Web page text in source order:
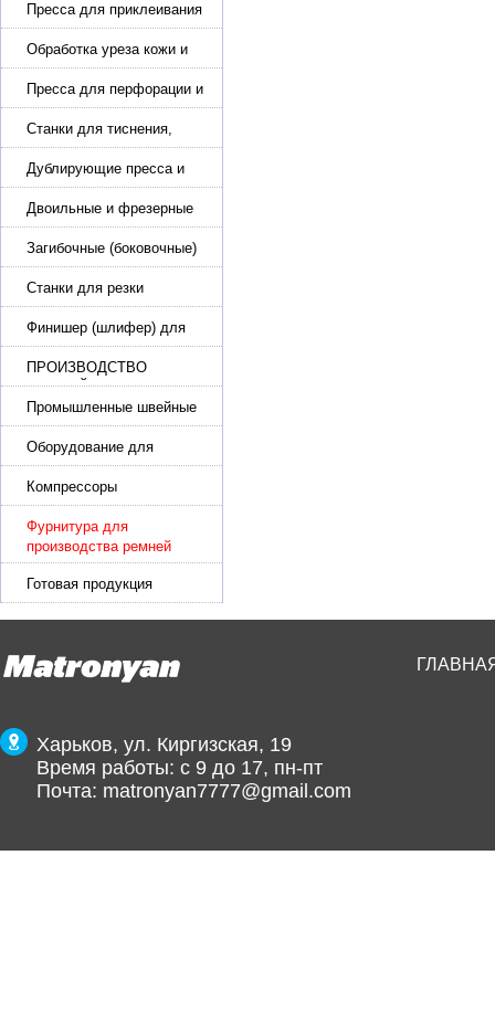
Пресса для приклеивания
подошвы и прибивки
каблука
Обработка уреза кожи и
покрасочные камеры
Пресса для перфорации и
тиснения
Станки для тиснения,
нанесения логотипа и
нумераторы
Дублирующие пресса и
утюги для разглаживания
кожи
Двоильные и фрезерные
машины для слоения и
фрезерования кожи
Загибочные (боковочные)
машины для стельки,
кошельков, сумок
Станки для резки
кожи.Станки для резки
стропы
Финишер (шлифер) для
обуви
ПРОИЗВОДСТВО
РЕМНЕЙ, СУМОК,
КОЖГАЛАНТЕРЕИ
Промышленные швейные
машины для кожи, обуви
Оборудование для
производства и резки
эластичной ленты и стропы
Компрессоры
Фурнитура для
производства ремней
Готовая продукция
Харьков, ул. Киргизская, 19
Время работы: с 9 до 17, пн-пт
Почта: matronyan7777@gmail.com